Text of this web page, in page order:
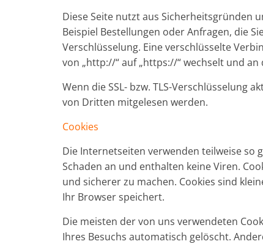
Diese Seite nutzt aus Sicherheitsgründen
Beispiel Bestellungen oder Anfragen, die
Verschlüsselung. Eine verschlüsselte
von „http://“ auf „https://“ wechselt und
Wenn die SSL- bzw. TLS-Verschlüsselung
von Dritten mitgelesen werden.
Cookies
Die Internetseiten verwenden teilweise so
Schaden an und enthalten keine Viren.
und sicherer zu machen. Cookies sind
Ihr Browser speichert.
Die meisten der von uns verwendeten
Ihres Besuchs automatisch gelöscht.